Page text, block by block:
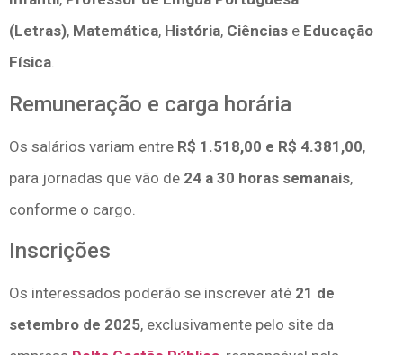
(Letras), Matemática, História, Ciências e Educação
Física.
Remuneração e carga horária
Os salários variam entre R$ 1.518,00 e R$ 4.381,00,
para jornadas que vão de 24 a 30 horas semanais,
conforme o cargo.
Inscrições
Os interessados poderão se inscrever até 21 de
setembro de 2025, exclusivamente pelo site da